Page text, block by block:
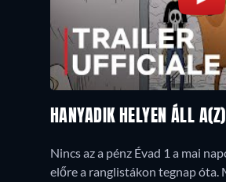
HANYADIK HELYEN ÁLL
Nincs az a pénz Évad 1 a mai
előre a ranglistákon tegnap óta.